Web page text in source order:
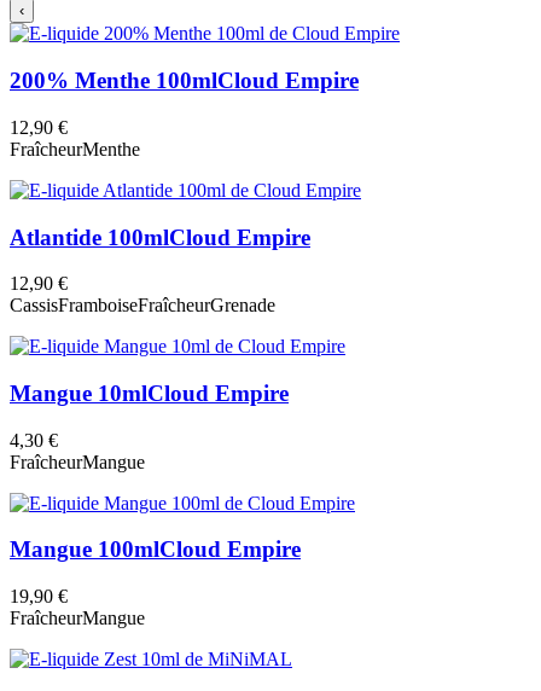
‹
200% Menthe 100mlCloud Empire
12,90 €
FraîcheurMenthe
Atlantide 100mlCloud Empire
12,90 €
CassisFramboiseFraîcheurGrenade
Mangue 10mlCloud Empire
4,30 €
FraîcheurMangue
Mangue 100mlCloud Empire
19,90 €
FraîcheurMangue